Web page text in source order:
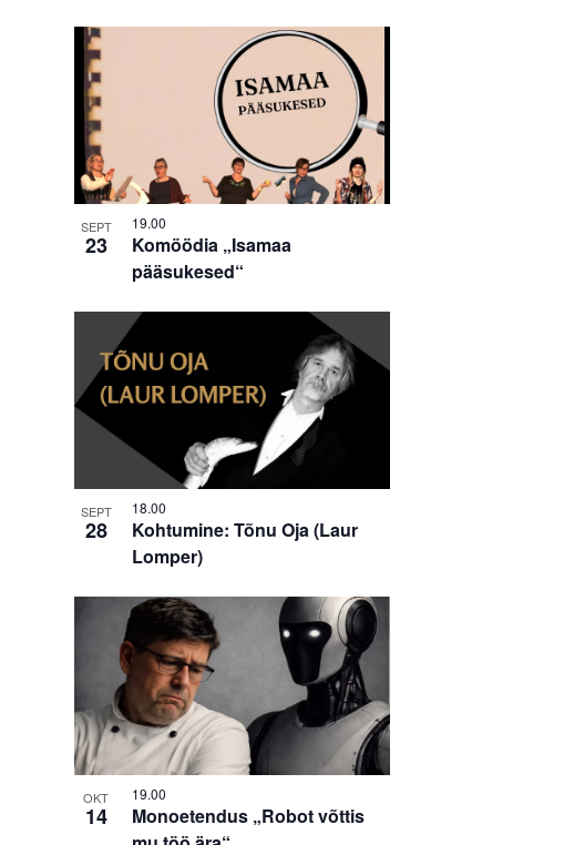
SEPT
23
Komöödia „Isamaa
pääsukesed“
19.00
SEPT
28
Kohtumine: Tõnu Oja (Laur
Lomper)
18.00
OKT
14
Monoetendus „Robot võttis
19.00